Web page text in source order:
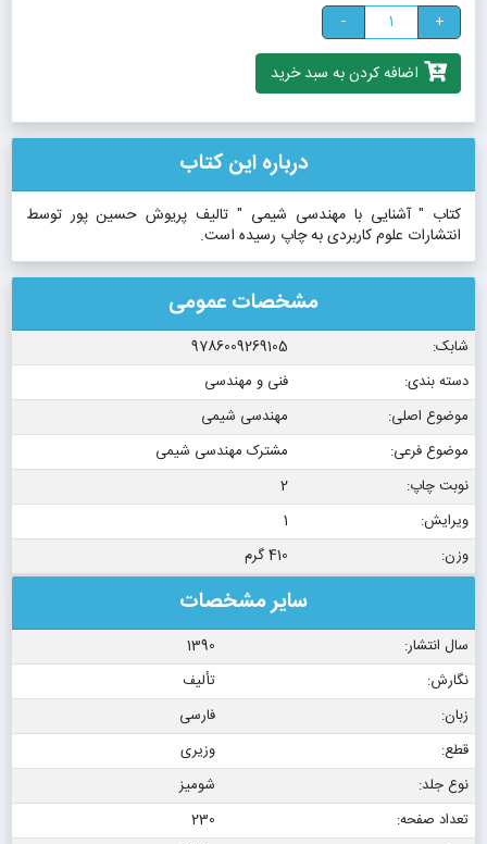
+
-
اضافه کردن به سبد خرید
درباره این کتاب
کتاب " آشنایی با مهندسی شیمی " تالیف پریوش حسین پور توسط
انتشارات علوم کاربردی به چاپ رسیده است.
مشخصات عمومی
شابک:
9786009269105
دسته بندی:
فنی و مهندسی
موضوع اصلی:
مهندسی شیمی
موضوع فرعی:
مشترک مهندسی شیمی
نوبت چاپ:
2
ویرایش:
1
وزن:
410 گرم
سایر مشخصات
سال انتشار:
1390
نگارش:
تألیف
زبان:
فارسی
قطع:
وزیری
نوع جلد:
شومیز
تعداد صفحه:
230